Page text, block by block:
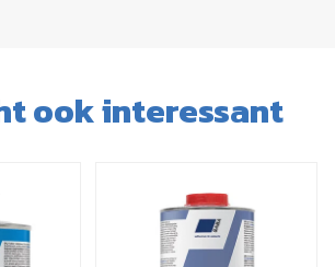
ook interessant